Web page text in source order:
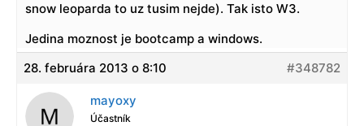
snow leoparda to uz tusim nejde). Tak isto W3.
Jedina moznost je bootcamp a windows.
28. februára 2013 o 8:10
#348782
mayoxy
Účastník